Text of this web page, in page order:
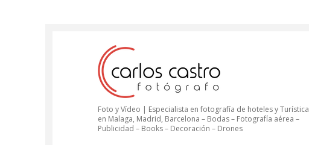
Foto y Vídeo | Especialista en fotografía de hoteles y Turística
en Malaga, Madrid, Barcelona – Bodas – Fotografía aérea –
Publicidad – Books – Decoración – Drones